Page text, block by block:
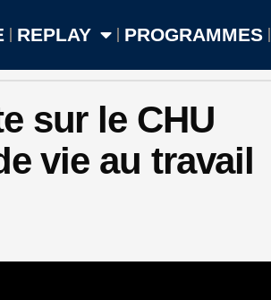
REPLAY PROGRAMMES
sur le CHU
vie au travail